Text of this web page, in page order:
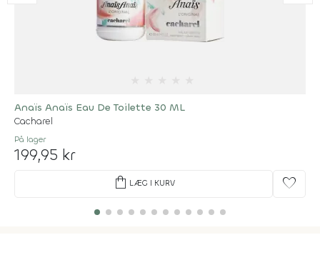
Anaïs Anaïs Eau De Toilette 30 ML
Cacharel
På lager
199,95 kr
shopping_bag LÆG I KURV favorite